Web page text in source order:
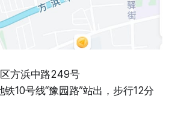
方浜中路249号
10号线“豫园路”站出，步行12分